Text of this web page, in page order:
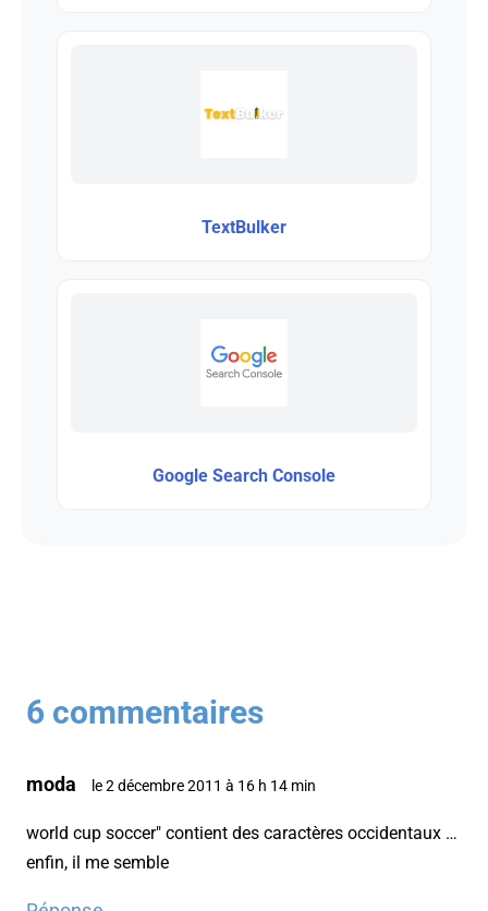
TextBulker
Google Search Console
6 commentaires
moda le 2 décembre 2011 à 16 h 14 min
world cup soccer" contient des caractères occidentaux …
enfin, il me semble